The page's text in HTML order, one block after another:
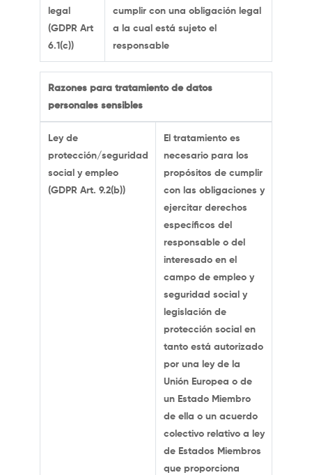
legal
(GDPR Art
6.1(c))
cumplir con una obligación legal
a la cual está sujeto el
responsable
Razones para tratamiento de datos
personales sensibles
Ley de
protección/seguridad
social y empleo
(GDPR Art. 9.2(b))
El tratamiento es
necesario para los
propósitos de cumplir
con las obligaciones y
ejercitar derechos
específicos del
responsable o del
interesado en el
campo de empleo y
seguridad social y
legislación de
protección social en
tanto está autorizado
por una ley de la
Unión Europea o de
un Estado Miembro
de ella o un acuerdo
colectivo relativo a ley
de Estados Miembros
que proporciona